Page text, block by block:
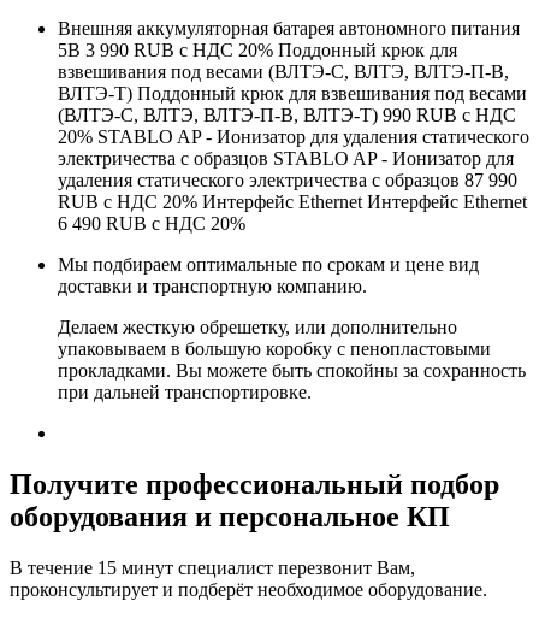
Внешняя аккумуляторная батарея автономного питания
5В 3 990 RUB с НДС 20% Поддонный крюк для
взвешивания под весами (ВЛТЭ-С, ВЛТЭ, ВЛТЭ-П-В,
ВЛТЭ-Т) Поддонный крюк для взвешивания под весами
(ВЛТЭ-С, ВЛТЭ, ВЛТЭ-П-В, ВЛТЭ-Т) 990 RUB с НДС
20% STABLO AP - Ионизатор для удаления статического
электричества с образцов STABLO AP - Ионизатор для
удаления статического электричества с образцов 87 990
RUB с НДС 20% Интерфейс Ethernet Интерфейс Ethernet
6 490 RUB с НДС 20%
Мы подбираем оптимальные по срокам и цене вид
доставки и транспортную компанию.
Делаем жесткую обрешетку, или дополнительно
упаковываем в большую коробку с пенопластовыми
прокладками. Вы можете быть спокойны за сохранность
при дальней транспортировке.
Получите профессиональный подбор
оборудования и персональное КП
В течение 15 минут специалист перезвонит Вам,
проконсультирует и подберёт необходимое оборудование.